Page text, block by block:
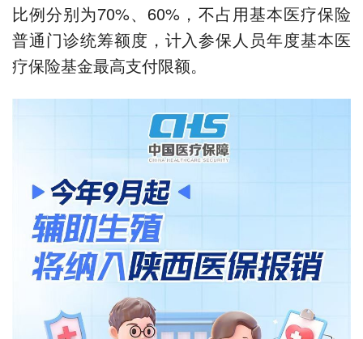
比例分别为70%、60%，不占用基本医疗保险
普通门诊统筹额度，计入参保人员年度基本医
疗保险基金最高支付限额。